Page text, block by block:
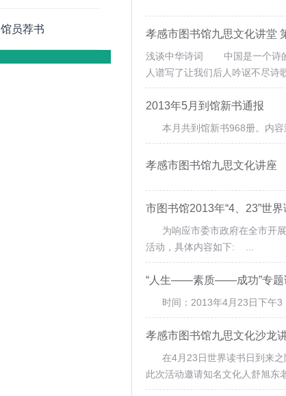
馆员荐书 孝感市图书馆九思文化讲堂
浅谈中华诗词 中国是一个诗的
人谱写了让我们后人吟讴不尽诗
2013年5月到馆新书通报
本月共到馆新书968册。内容
孝感市图书馆九思文化讲座
市图书馆2013年“4、23”世
为响应市委市政府在全市开展
活动，具体内容如下: ...
“人生——素质——成功”专题
时间：2013年4月23日下午
孝感市图书馆九思文化沙龙
在4月23日世界读书日到来之
此次活动邀请知名文化人舒旭东